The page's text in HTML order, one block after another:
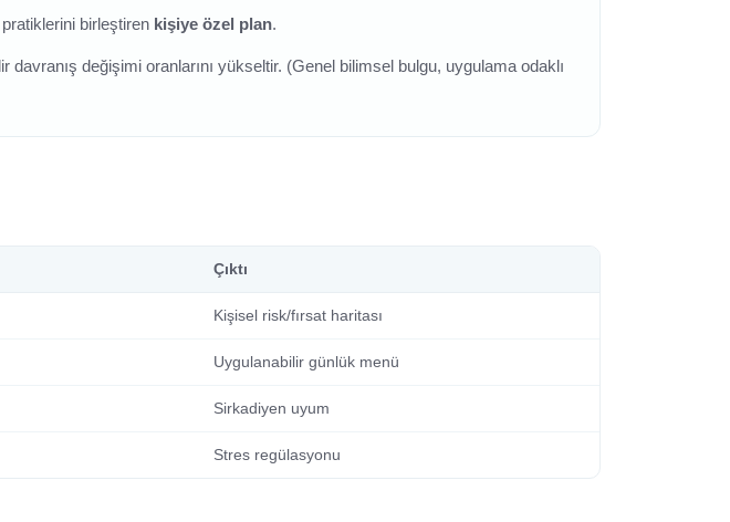
birleştiren kişiye özel plan.
değişimi oranlarını yükseltir. (Genel bilimsel bulgu, uygulama odaklı
Çıktı
Kişisel risk/fırsat haritası
Uygulanabilir günlük menü
Sirkadiyen uyum
Stres regülasyonu